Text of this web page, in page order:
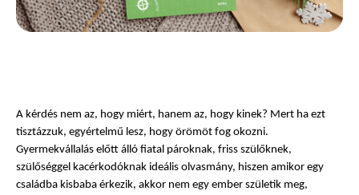
A kérdés nem az, hogy miért, hanem az, hogy kinek? Mert ha ezt
tisztázzuk, egyértelmű lesz, hogy örömöt fog okozni.
Gyermekvállalás előtt álló fiatal pároknak, friss szülőknek,
szülőséggel kacérkodóknak ideális olvasmány, hiszen amikor egy
családba kisbaba érkezik, akkor nem egy ember születik meg,